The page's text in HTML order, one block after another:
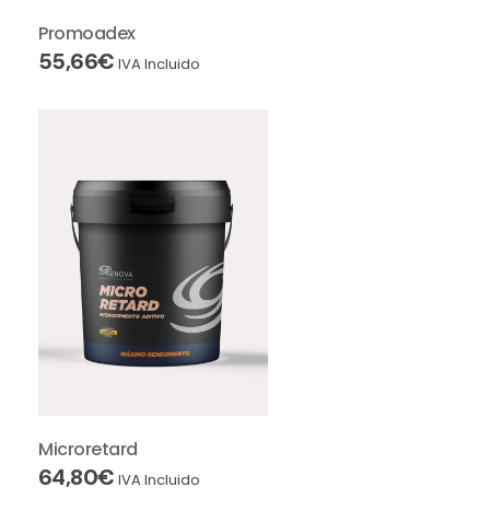
Promoadex
55,66€ IVA Incluido
Microretard
64,80€ IVA Incluido